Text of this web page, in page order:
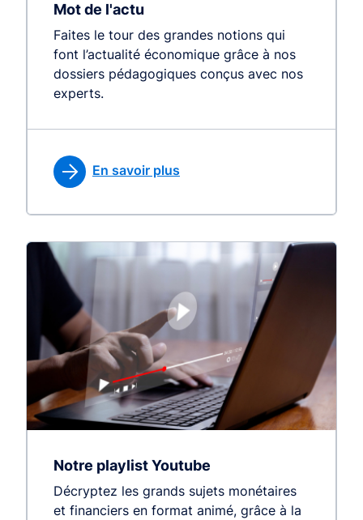
Mot de l'actu
Faites le tour des grandes notions qui
font l’actualité économique grâce à nos
dossiers pédagogiques conçus avec nos
experts.
En savoir plus
Notre playlist Youtube
Décryptez les grands sujets monétaires
et financiers en format animé, grâce à la